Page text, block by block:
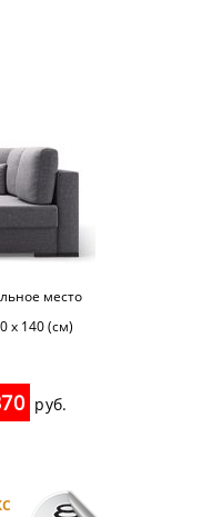
место
х 140 (см)
руб.